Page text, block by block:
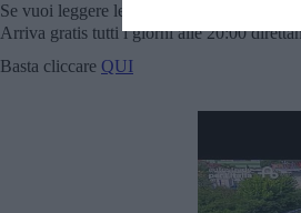
Se vuoi leggere le notizie principali della
Arriva gratis tutti i giorni alle 20:00
Basta cliccare QUI